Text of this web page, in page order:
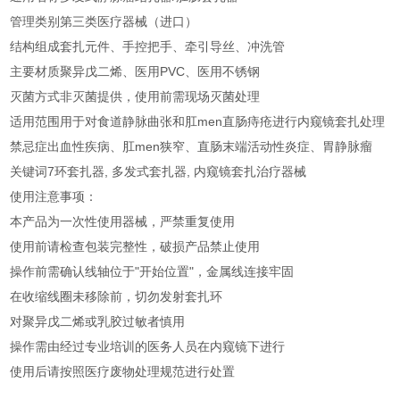
管理类别第三类医疗器械（进口）
结构组成套扎元件、手控把手、牵引导丝、冲洗管
主要材质聚异戊二烯、医用PVC、医用不锈钢
灭菌方式非灭菌提供，使用前需现场灭菌处理
适用范围 用于对食道静脉曲张和肛men直肠痔疮进行内窥镜套扎处理
禁忌症出血性疾病、肛men狭窄、直肠末端活动性炎症、胃静脉瘤
关键词7环套扎器, 多发式套扎器, 内窥镜套扎治疗器械
使用注意事项：
本产品为一次性使用器械，严禁重复使用
使用前请检查包装完整性，破损产品禁止使用
操作前需确认线轴位于"开始位置"，金属线连接牢固
在收缩线圈未移除前，切勿发射套扎环
对聚异戊二烯或乳胶过敏者慎用
操作需由经过专业培训的医务人员在内窥镜下进行
使用后请按照医疗废物处理规范进行处置